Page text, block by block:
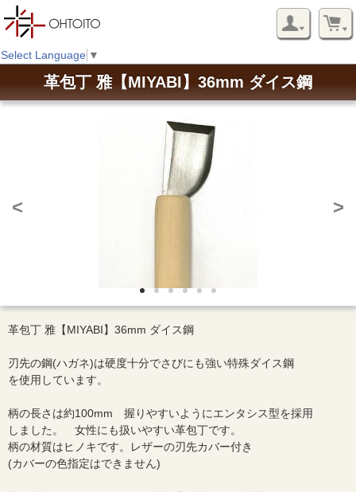
Select Language ▼
革包丁 雅【MIYABI】36mm ダイス鋼
< >
革包丁 雅【MIYABI】36mm ダイス鋼
刃先の鋼(ハガネ)は硬度十分でさびにも強い特殊ダイス鋼
を使用しています。
柄の長さは約100mm 握りやすいようにエンタシス型を採用
しました。 女性にも扱いやすい革包丁です。
柄の材質はヒノキです。レザーの刃先カバー付き
(カバーの色指定はできません)